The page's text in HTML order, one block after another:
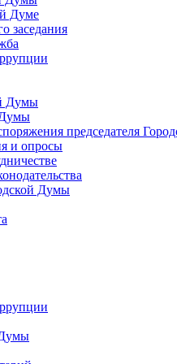
Думе
заседания
Думы
председателя
и опросы
Думы